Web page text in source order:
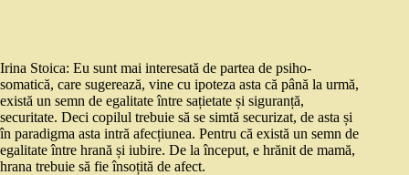
Irina Stoica: Eu sunt mai interesată de partea de psiho-
somatică, care sugerează, vine cu ipoteza asta că până la urmă,
există un semn de egalitate între sațietate și siguranță,
securitate. Deci copilul trebuie să se simtă securizat, de asta și
în paradigma asta intră afecțiunea. Pentru că există un semn de
egalitate între hrană și iubire. De la început, e hrănit de mamă,
hrana trebuie să fie însoțită de afect.